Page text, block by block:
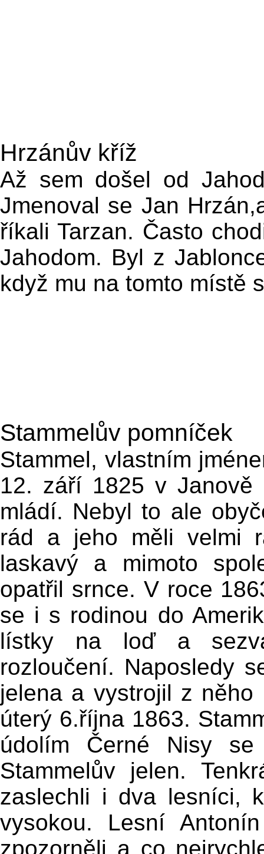
Hrzánův kříž
Až sem došel od
Jmenoval se Jan
říkali Tarzan. Často
Jahodom. Byl z
když mu na tomto místě
Stammelův pomníček
Stammel, vlastním
12. září 1825 v
mládí. Nebyl to ale
rád a jeho měli velmi
laskavý a mimoto
opatřil srnce. V roce
se i s rodinou do
lístky na loď a
rozloučení. Naposledy
jelena a vystrojil z
úterý 6.října 1863.
údolím Černé Nisy
Stammelův jelen.
zaslechli i dva lesníci,
vysokou. Lesní
zpozorněli a co